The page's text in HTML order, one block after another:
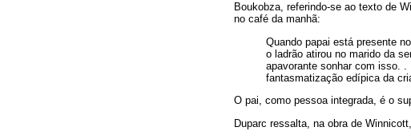
Boukobza, referindo-se ao texto de
no café da manhã:
Quando papai está presente
o ladrão atirou no marido da
apavorante sonhar com isso.
fantasmatização edípica da
O pai, como pessoa integrada, é o
Duparc ressalta, na obra de